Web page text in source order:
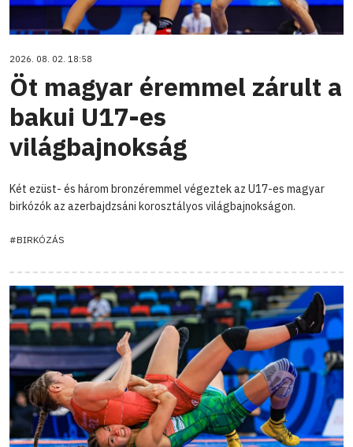
2026. 08. 02. 18:58
Öt magyar éremmel zárult a
bakui U17-es
világbajnokság
Két ezüst- és három bronzéremmel végeztek az U17-es magyar
birkózók az azerbajdzsáni korosztályos világbajnokságon.
#BIRKÓZÁS